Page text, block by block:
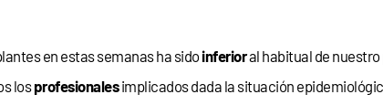
en estas semanas ha sido inferioral habitual de nuestro
losprofesionalesimplicados dada la situación